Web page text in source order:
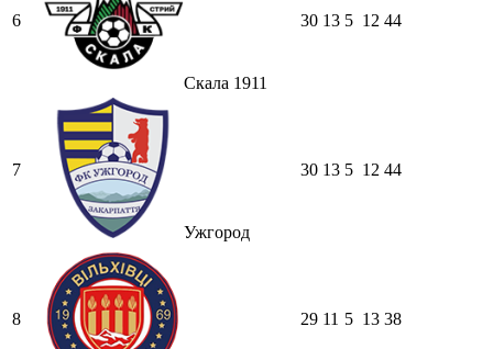
6
Скала 1911
30 13 5 12 44
7
Ужгород
30 13 5 12 44
8 29 11 5 13 38